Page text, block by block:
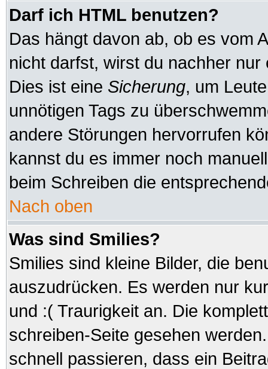
Darf ich HTML benutzen?
Das hängt davon ab, ob es vom
nicht darfst, wirst du nachher
Dies ist eine Sicherung, um
unnötigen Tags zu
andere Störungen hervorrufen
kannst du es immer noch
beim Schreiben die
Nach oben
Was sind Smilies?
Smilies sind kleine Bilder, die
auszudrücken. Es werden nur
und :( Traurigkeit an. Die
schreiben-Seite gesehen
schnell passieren, dass ein